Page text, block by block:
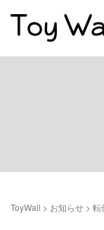
ToyWall > お知らせ > 転